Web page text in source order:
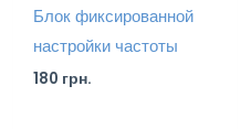
Блок фиксированной
настройки частоты
180 грн.